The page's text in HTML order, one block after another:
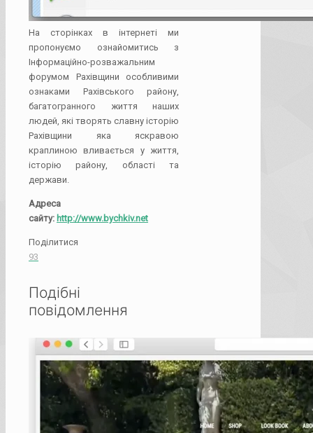
На сторінках в інтернеті ми
пропонуємо ознайомитись з
Інформаційно-розважальним
форумом Рахівщини особливими
ознаками Рахівського району,
багатогранного життя наших
людей, які творять славну історію
Рахівщини яка яскравою
краплиною вливається у життя,
історію району, області та
держави.
Адреса
сайту: http://www.bychkiv.net
Поділитися
93
Подібні
повідомлення